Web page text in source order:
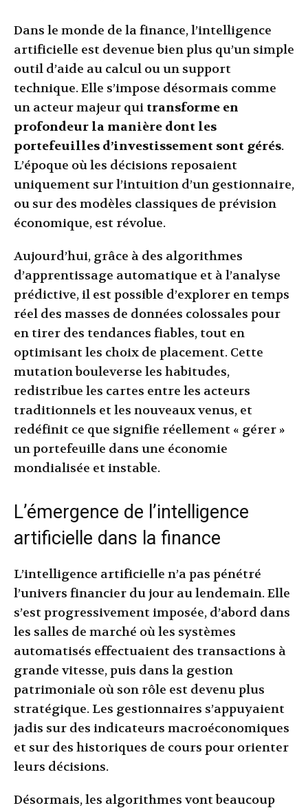
Dans le monde de la finance, l’intelligence
artificielle est devenue bien plus qu’un simple
outil d’aide au calcul ou un support
technique. Elle s’impose désormais comme
un acteur majeur qui transforme en
profondeur la manière dont les
portefeuilles d’investissement sont gérés.
L’époque où les décisions reposaient
uniquement sur l’intuition d’un gestionnaire,
ou sur des modèles classiques de prévision
économique, est révolue.
Aujourd’hui, grâce à des algorithmes
d’apprentissage automatique et à l’analyse
prédictive, il est possible d’explorer en temps
réel des masses de données colossales pour
en tirer des tendances fiables, tout en
optimisant les choix de placement. Cette
mutation bouleverse les habitudes,
redistribue les cartes entre les acteurs
traditionnels et les nouveaux venus, et
redéfinit ce que signifie réellement « gérer »
un portefeuille dans une économie
mondialisée et instable.
L’émergence de l’intelligence
artificielle dans la finance
L’intelligence artificielle n’a pas pénétré
l’univers financier du jour au lendemain. Elle
s’est progressivement imposée, d’abord dans
les salles de marché où les systèmes
automatisés effectuaient des transactions à
grande vitesse, puis dans la gestion
patrimoniale où son rôle est devenu plus
stratégique. Les gestionnaires s’appuyaient
jadis sur des indicateurs macroéconomiques
et sur des historiques de cours pour orienter
leurs décisions.
Désormais, les algorithmes vont beaucoup